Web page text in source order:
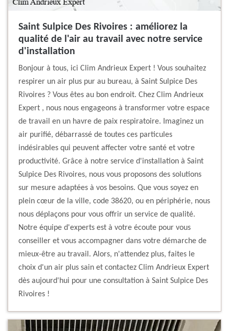
Saint Sulpice Des Rivoires : améliorez la
qualité de l'air au travail avec notre service
d'installation
Bonjour à tous, ici Clim Andrieux Expert ! Vous souhaitez
respirer un air plus pur au bureau, à Saint Sulpice Des
Rivoires ? Vous êtes au bon endroit. Chez Clim Andrieux
Expert , nous nous engageons à transformer votre espace
de travail en un havre de paix respiratoire. Imaginez un
air purifié, débarrassé de toutes ces particules
indésirables qui peuvent affecter votre santé et votre
productivité. Grâce à notre service d'installation à Saint
Sulpice Des Rivoires, nous vous proposons des solutions
sur mesure adaptées à vos besoins. Que vous soyez en
plein cœur de la ville, code 38620, ou en périphérie, nous
nous déplaçons pour vous offrir un service de qualité.
Notre équipe d'experts est à votre écoute pour vous
conseiller et vous accompagner dans votre démarche de
mieux-être au travail. Alors, n'attendez plus, faites le
choix d'un air plus sain et contactez Clim Andrieux Expert
dès aujourd'hui pour une consultation à Saint Sulpice Des
Rivoires !